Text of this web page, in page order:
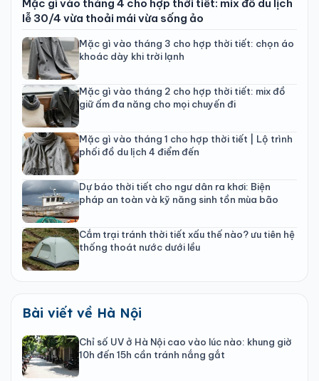
Mặc gì vào tháng 4 cho hợp thời tiết: mix đồ du lịch
lễ 30/4 vừa thoải mái vừa sống ảo
Mặc gì vào tháng 3 cho hợp thời tiết: chọn áo
khoác dày khi trời lạnh
Mặc gì vào tháng 2 cho hợp thời tiết: mix đồ
giữ ấm đa năng cho mọi chuyến đi
Mặc gì vào tháng 1 cho hợp thời tiết | Lộ trình
phối đồ du lịch 4 điểm đến
Dự báo thời tiết cho ngư dân ra khơi: Biện
pháp an toàn và kỹ năng sinh tồn mùa bão
Cắm trại tránh thời tiết xấu thế nào? ưu tiên hệ
thống thoát nước dưới lều
Bài viết về Hà Nội
Chỉ số UV ở Hà Nội cao vào lúc nào: khung giờ
10h đến 15h cần tránh nắng gắt